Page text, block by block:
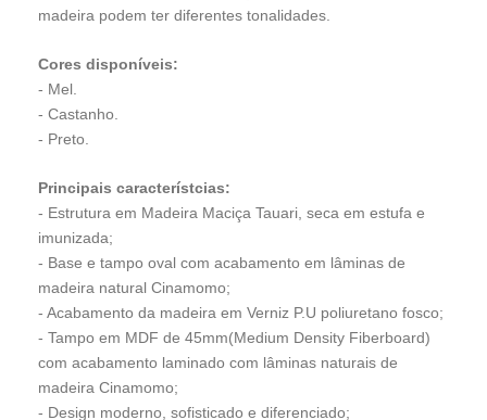
madeira podem ter diferentes tonalidades.
Cores disponíveis:
- Mel.
- Castanho.
- Preto.
Principais característcias:
- Estrutura em Madeira Maciça Tauari, seca em estufa e
imunizada;
- Base e tampo oval com acabamento em lâminas de
madeira natural Cinamomo;
- Acabamento da madeira em Verniz P.U poliuretano fosco;
- Tampo em MDF de 45mm(Medium Density Fiberboard)
com acabamento laminado com lâminas naturais de
madeira Cinamomo;
- Design moderno, sofisticado e diferenciado;